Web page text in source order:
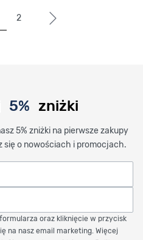
czytasz stronę
2
5% zniżki
5% zniżki na pierwsze zakupy
się o nowościach i promocjach.
oraz kliknięcie w przycisk
na nasz email marketing. Więcej